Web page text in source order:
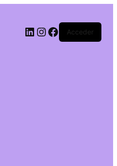
LinkedIn
Instagram
Facebook
Acceder